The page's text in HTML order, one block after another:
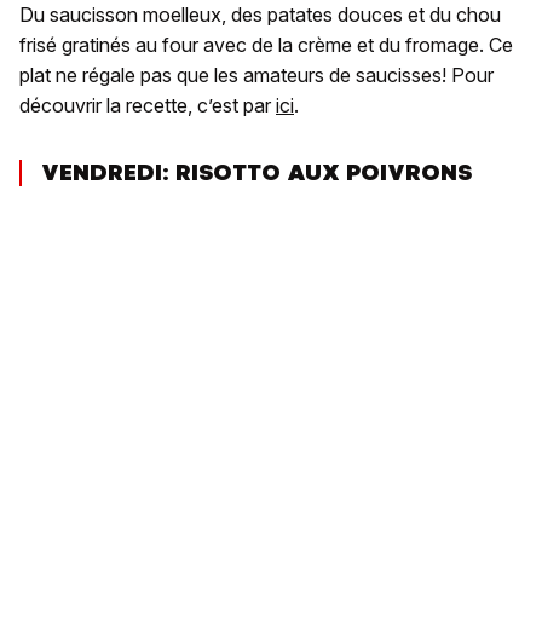
Du saucisson moelleux, des patates douces et du chou
frisé gratinés au four avec de la crème et du fromage. Ce
plat ne régale pas que les amateurs de saucisses! Pour
découvrir la recette, c’est par ici.
VENDREDI: RISOTTO AUX POIVRONS